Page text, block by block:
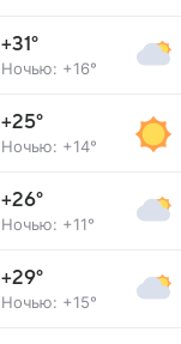
+31°
Ночью: +16°
+25°
Ночью: +14°
+26°
Ночью: +11°
+29°
Ночью: +15°